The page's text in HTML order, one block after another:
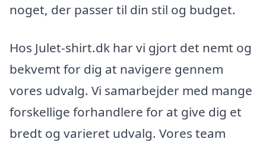
noget, der passer til din stil og budget.
Hos Julet-shirt.dk har vi gjort det nemt og
bekvemt for dig at navigere gennem
vores udvalg. Vi samarbejder med mange
forskellige forhandlere for at give dig et
bredt og varieret udvalg. Vores team